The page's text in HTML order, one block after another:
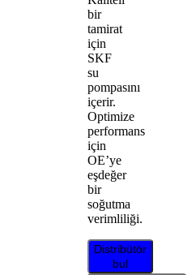
bir
tamirat
için
SKF
su
pompasını
içerir.
Optimize
performans
için
OE’ye
eşdeğer
bir
soğutma
verimliliği.
Distribütör
bul